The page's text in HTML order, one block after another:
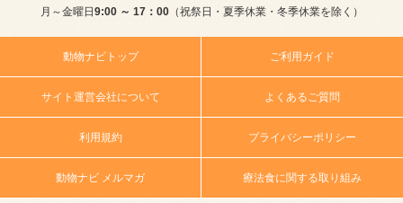
月～金曜日9:00 ～ 17：00（祝祭日・夏季休業・冬季休業を除く）
動物ナビトップ ご利用ガイド
サイト運営会社について よくあるご質問
利用規約 プライバシーポリシー
動物ナビ メルマガ 療法食に関する取り組み